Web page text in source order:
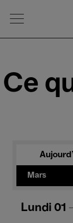
Open Menu
Ce
Mars
Lundi 01